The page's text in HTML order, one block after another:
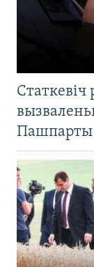
Статкевіч
Пашпарты